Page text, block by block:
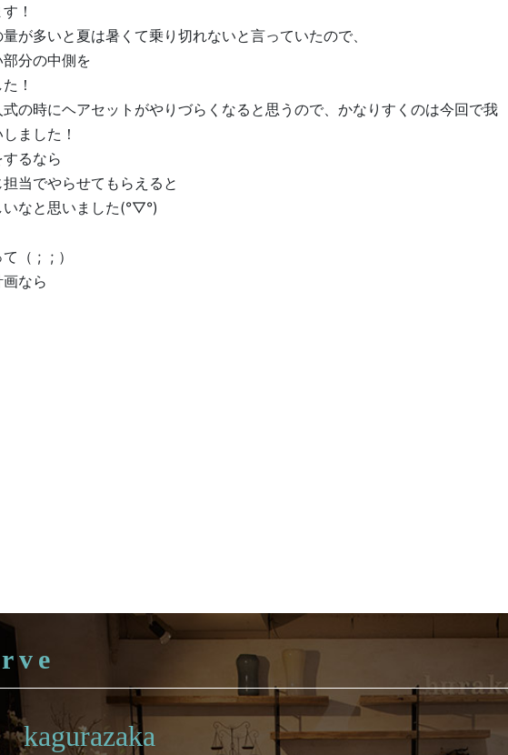
！
が多いと夏は暑くて乗り切れないと言っていたので、
分の中側を
！
の時にヘアセットがやりづらくなると思うので、かなりすくのは今回で我
ました！
るなら
当でやらせてもらえると
なと思いました(°▽°)
（ ; ; ）
なら
kagurazaka